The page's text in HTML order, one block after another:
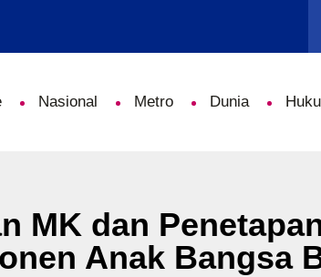
Nasional Metro Dunia
MK dan
Anak Bangsa